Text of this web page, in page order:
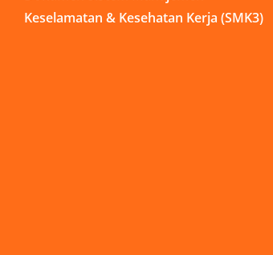
Keselamatan & Kesehatan Kerja (SMK3)